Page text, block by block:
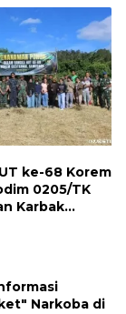
ke-68 Korem
0205/TK
Karbak
Narkoba di